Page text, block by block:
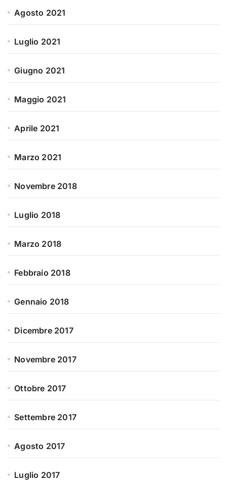
Agosto 2021
Luglio 2021
Giugno 2021
Maggio 2021
Aprile 2021
Marzo 2021
Novembre 2018
Luglio 2018
Marzo 2018
Febbraio 2018
Gennaio 2018
Dicembre 2017
Novembre 2017
Ottobre 2017
Settembre 2017
Agosto 2017
Luglio 2017